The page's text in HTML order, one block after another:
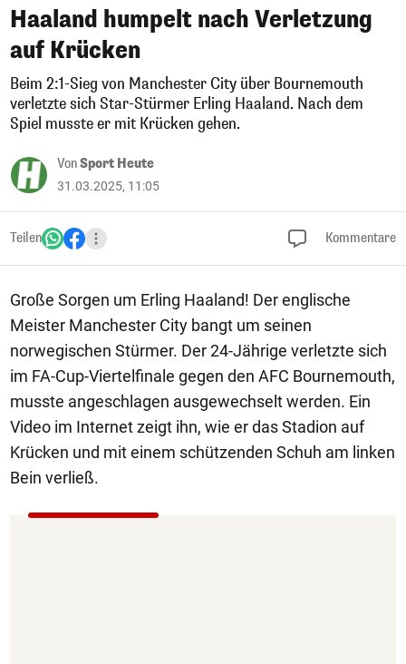
Haaland humpelt nach Verletzung
auf Krücken
Beim 2:1-Sieg von Manchester City über Bournemouth
verletzte sich Star-Stürmer Erling Haaland. Nach dem
Spiel musste er mit Krücken gehen.
VonSport Heute
31.03.2025, 11:05
Teilen Kommentare
Große Sorgen um Erling Haaland! Der englische
Meister Manchester City bangt um seinen
norwegischen Stürmer. Der 24-Jährige verletzte sich
im FA-Cup-Viertelfinale gegen den AFC Bournemouth,
musste angeschlagen ausgewechselt werden. Ein
Video im Internet zeigt ihn, wie er das Stadion auf
Krücken und mit einem schützenden Schuh am linken
Bein verließ.